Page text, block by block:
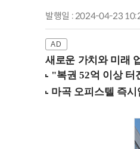
발행일 : 2024-04-23
새로운 가치와 미래